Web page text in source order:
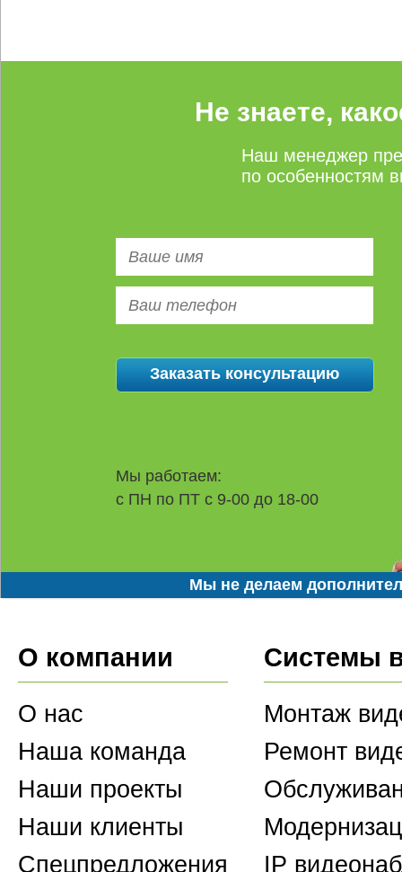
Не знаете,
Наш менеджер
по особенностям
Мы работаем:
с ПН по ПТ с 9-00 до 18-00
Мы не делаем
О компании
О нас
Наша команда
Наши проекты
Наши клиенты
Спецпредложения
Системы
Монтаж
Ремонт
IP